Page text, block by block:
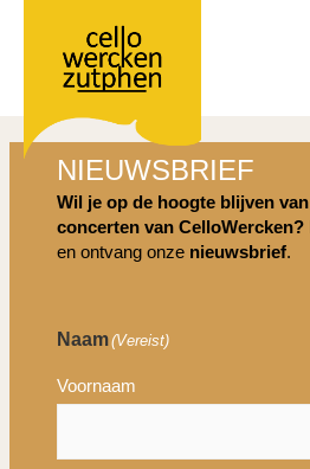
NIEUWSBRIEF
Wil je op de hoogte blijven
concerten van CelloWercken?
en ontvang onze nieuwsbrief.
Naam(Vereist)
Voornaam